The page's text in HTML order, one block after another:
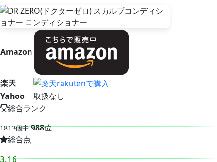
Amazon
楽天
Yahoo
取扱なし
総合ランク
1813個中 988位
総合点
3.16